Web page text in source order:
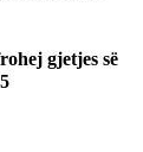
gjetjes së